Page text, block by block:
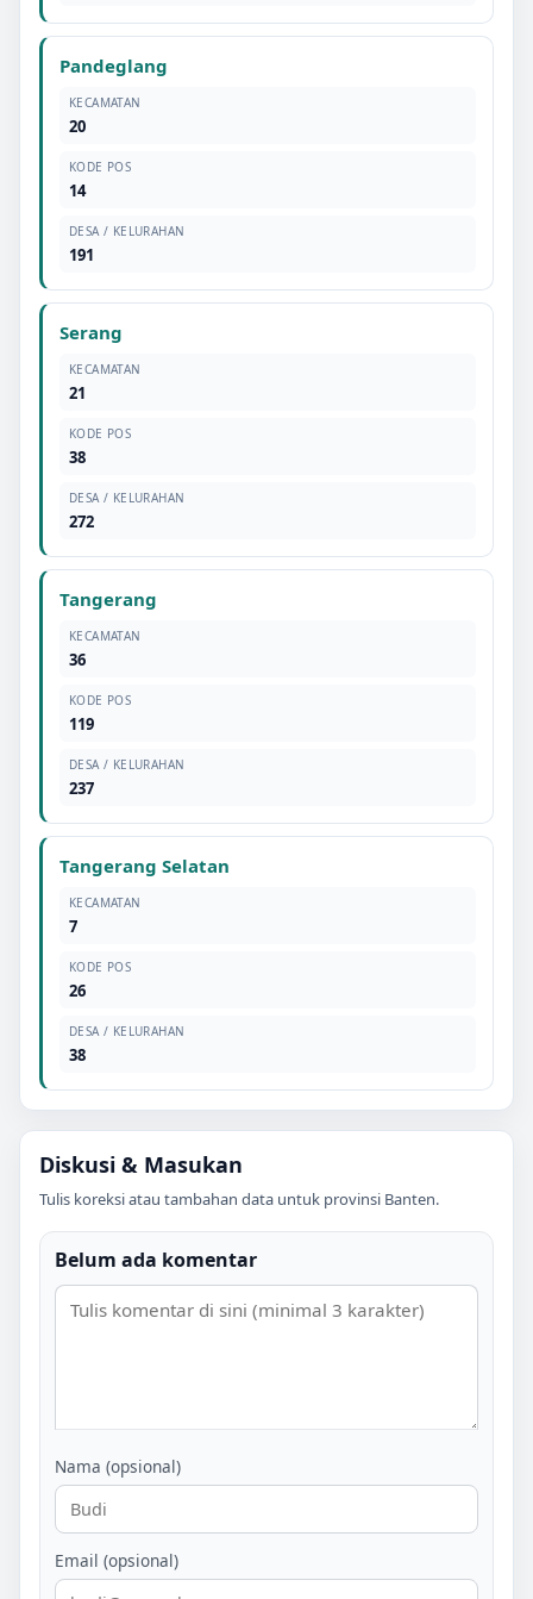
Pandeglang
KECAMATAN
20
KODE POS
14
DESA / KELURAHAN
191
Serang
KECAMATAN
21
KODE POS
38
DESA / KELURAHAN
272
Tangerang
KECAMATAN
36
KODE POS
119
DESA / KELURAHAN
237
Tangerang Selatan
KECAMATAN
7
KODE POS
26
DESA / KELURAHAN
38
Diskusi & Masukan
Tulis koreksi atau tambahan data untuk provinsi Banten.
Belum ada komentar
Nama (opsional)
Email (opsional)